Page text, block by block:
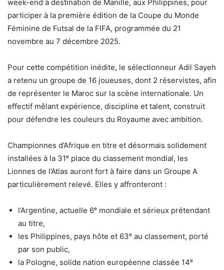
week-end à destination de Manille, aux Philippines, pour
participer à la première édition de la Coupe du Monde
Féminine de Futsal de la FIFA, programmée du 21
novembre au 7 décembre 2025.
Pour cette compétition inédite, le sélectionneur Adil Sayeh
a retenu un groupe de 16 joueuses, dont 2 réservistes, afin
de représenter le Maroc sur la scène internationale. Un
effectif mêlant expérience, discipline et talent, construit
pour défendre les couleurs du Royaume avec ambition.
Championnes d’Afrique en titre et désormais solidement
installées à la 31ᵉ place du classement mondial, les
Lionnes de l’Atlas auront fort à faire dans un Groupe A
particulièrement relevé. Elles y affronteront :
l’Argentine, actuelle 6ᵉ mondiale et sérieux prétendant
au titre,
les Philippines, pays hôte et 63ᵉ au classement, porté
par son public,
la Pologne, solide nation européenne classée 14ᵉ